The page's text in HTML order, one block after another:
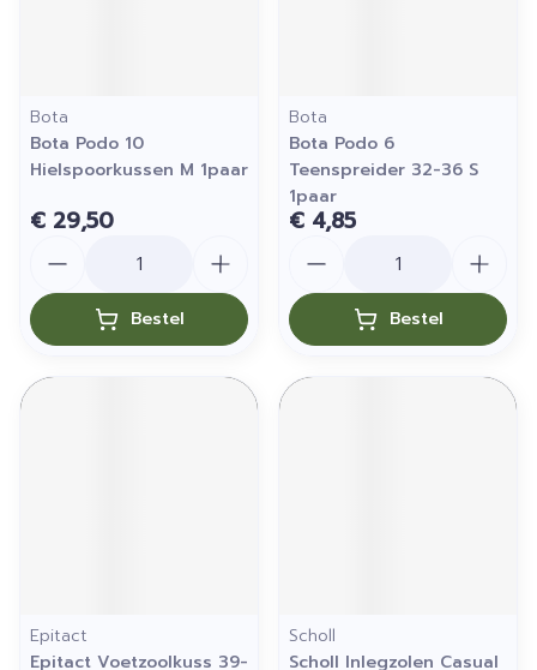
Bota
Bota Podo 10
Hielspoorkussen M 1paar
€ 29,50
Bestel
Bota
Bota Podo 6
Teenspreider 32-36 S
1paar
€ 4,85
Bestel
Epitact
Epitact Voetzoolkuss 39-
Scholl
Scholl Inlegzolen Casual